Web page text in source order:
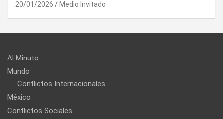
20/01/2026 Medio Invitado
Al Minuto
Mundo
Conflictos Internacionales
México
Conflictos Sociales